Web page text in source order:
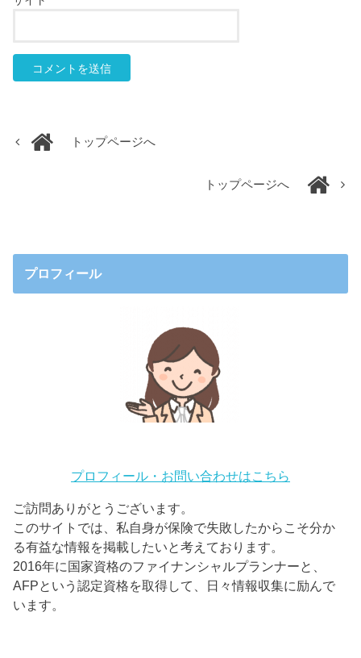
トップページへ
トップページへ
プロフィール
プロフィール・お問い合わせはこちら
ご訪問ありがとうございます。
このサイトでは、私自身が保険で失敗したからこそ分か
る有益な情報を掲載したいと考えております。
2016年に国家資格のファイナンシャルプランナーと、
AFPという認定資格を取得して、日々情報収集に励んで
います。